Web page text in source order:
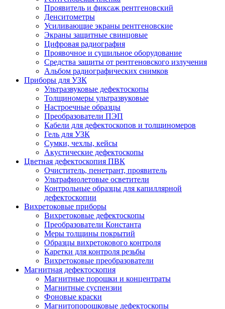
Проявитель и фиксаж рентгеновский
Денситометры
Усиливающие экраны рентгеновские
Экраны защитные свинцовые
Цифровая радиография
Проявочное и сушильное оборудование
Средства защиты от рентгеновского излучения
Альбом радиографических снимков
Приборы для УЗК
Ультразвуковые дефектоскопы
Толщиномеры ультразвуковые
Настроечные образцы
Преобразователи ПЭП
Кабели для дефектоскопов и толщиномеров
Гель для УЗК
Сумки, чехлы, кейсы
Акустические дефектоскопы
Цветная дефектоскопия ПВК
Очиститель, пенетрант, проявитель
Ультрафиолетовые осветители
Контрольные образцы для капиллярной
дефектоскопии
Вихретоковые приборы
Вихретоковые дефектоскопы
Преобразователи Константа
Меры толщины покрытий
Образцы вихретокового контроля
Каретки для контроля резьбы
Вихретоковые преобразователи
Магнитная дефектоскопия
Магнитные порошки и концентраты
Магнитные суспензии
Фоновые краски
Магнитопорошковые дефектоскопы